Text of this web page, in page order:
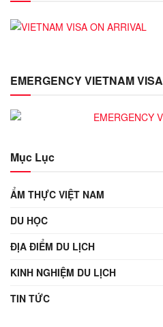
EMERGENCY VIETNAM VISA
Mục Lục
ẨM THỰC VIỆT NAM
DU HỌC
ĐỊA ĐIỂM DU LỊCH
KINH NGHIỆM DU LỊCH
TIN TỨC